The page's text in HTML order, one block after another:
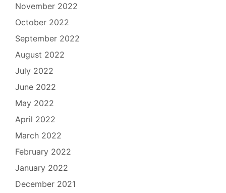
November 2022
October 2022
September 2022
August 2022
July 2022
June 2022
May 2022
April 2022
March 2022
February 2022
January 2022
December 2021